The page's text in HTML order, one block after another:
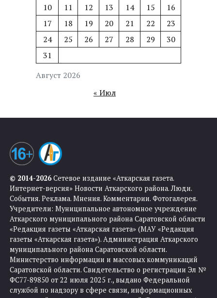
Август 2026
10
11 12 13 14 15
16
17
18 19 20 21 22
23
24
25 26 27 28 29
30
31
« Июл
© 2014-2026Сетевое издание «Аткарская газета.
Интернет-версия» Новости Аткарского района. Люди.
События. Реклама. Мнения. Комментарии. Фотогалерея.
Учредители: Муниципальное автономное учреждение
Аткарского муниципального района Саратовской области
«Редакция газеты «Аткарская газета» (МАУ «Редакция
газеты «Аткарская газета»). Администрация Аткарского
муниципального района Саратовской области.
Министерство информации и массовых коммуникаций
Саратовской области. Свидетельство о регистрации Эл №
ФС77-89850 от 22 июля 2025 г., выдано Федеральной
службой по надзору в сфере связи, информационных